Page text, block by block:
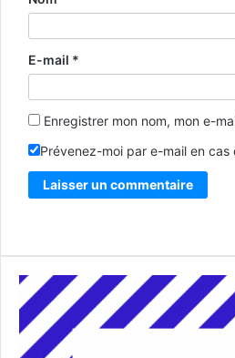
E-mail *
Enregistrer mon nom, mon e-
Prévenez-moi par e-mail en